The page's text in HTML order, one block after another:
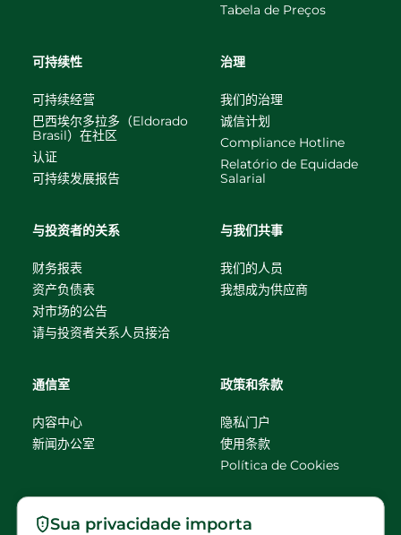
Sua privacidade importa
Tabela de Preços
可持续性
可持续经营
巴西埃尔多拉多（Eldorado
Brasil）在社区
认证
可持续发展报告
治理
我们的治理
诚信计划
Compliance Hotline
Relatório de Equidade
Salarial
与投资者的关系
财务报表
资产负债表
对市场的公告
请与投资者关系人员接洽
与我们共事
我们的人员
我想成为供应商
通信室
内容中心
新闻办公室
政策和条款
隐私门户
使用条款
Política de Cookies
请联系我们